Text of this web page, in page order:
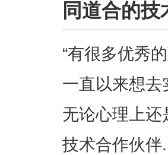
同道合的
“有很多优秀
一直以来想
无论心理上
技术合作伙伴